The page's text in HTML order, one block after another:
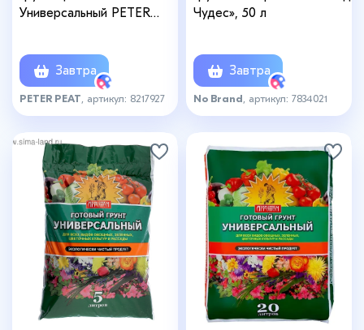
Универсальный PETER
Завтра
PETER PEAT , артикул: 8217927
Чудес», 50 л
Завтра
No Brand , артикул: 7834021